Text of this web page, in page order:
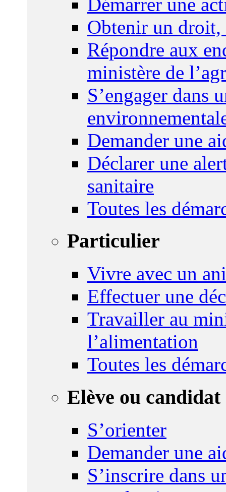
Obtenir un droit,
Répondre aux
ministère de
S’engager dans
Demander une
Déclarer une
sanitaire
Toutes les
Particulier
Vivre avec un
Effectuer une
Travailler au
l’alimentation
Toutes les
Elève ou candidat
S’orienter
Demander une
S’inscrire dans